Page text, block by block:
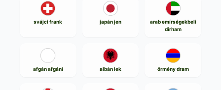
svájci frank japán jen
arab emírségekbeli
dirham
afgán afgáni albán lek örmény dram